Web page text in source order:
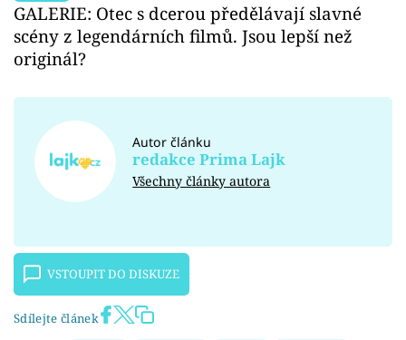
GALERIE: Otec s dcerou předělávají slavné
scény z legendárních filmů. Jsou lepší než
originál?
Autor článku
redakce Prima Lajk
Všechny články autora
VSTOUPIT DO DISKUZE
Sdílejte článek